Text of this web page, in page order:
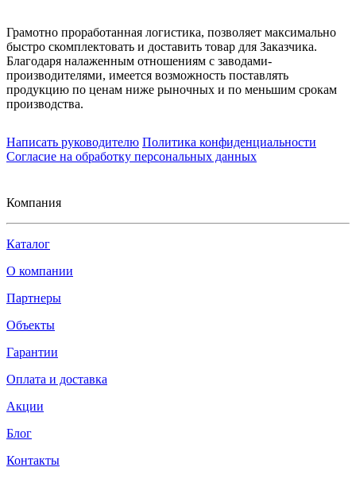
Грамотно проработанная логистика, позволяет максимально
быстро скомплектовать и доставить товар для Заказчика.
Благодаря налаженным отношениям с заводами-
производителями, имеется возможность поставлять
продукцию по ценам ниже рыночных и по меньшим срокам
производства.
Написать руководителю Политика конфиденциальности
Согласие на обработку персональных данных
Компания
Каталог
О компании
Партнеры
Объекты
Гарантии
Оплата и доставка
Акции
Блог
Контакты